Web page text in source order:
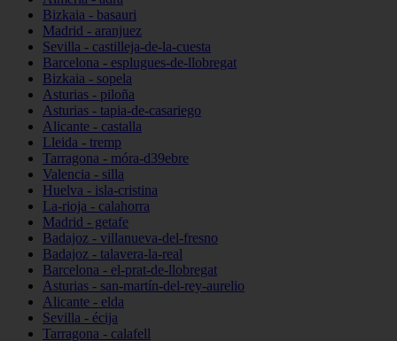
Bizkaia - basauri
Madrid - aranjuez
Sevilla - castilleja-de-la-cuesta
Barcelona - esplugues-de-llobregat
Bizkaia - sopela
Asturias - piloña
Asturias - tapia-de-casariego
Alicante - castalla
Lleida - tremp
Tarragona - móra-d39ebre
Valencia - silla
Huelva - isla-cristina
La-rioja - calahorra
Madrid - getafe
Badajoz - villanueva-del-fresno
Badajoz - talavera-la-real
Barcelona - el-prat-de-llobregat
Asturias - san-martín-del-rey-aurelio
Alicante - elda
Sevilla - écija
Tarragona - calafell